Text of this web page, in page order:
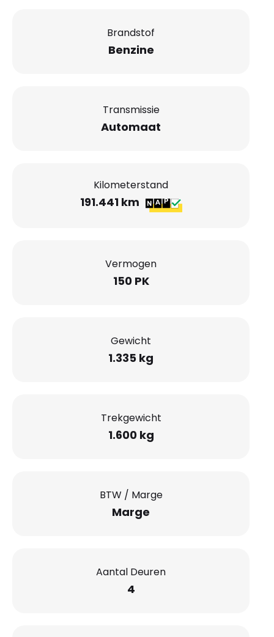
Brandstof
Benzine
Transmissie
Automaat
Kilometerstand
191.441 km
Vermogen
150 PK
Gewicht
1.335 kg
Trekgewicht
1.600 kg
BTW / Marge
Marge
Aantal Deuren
4